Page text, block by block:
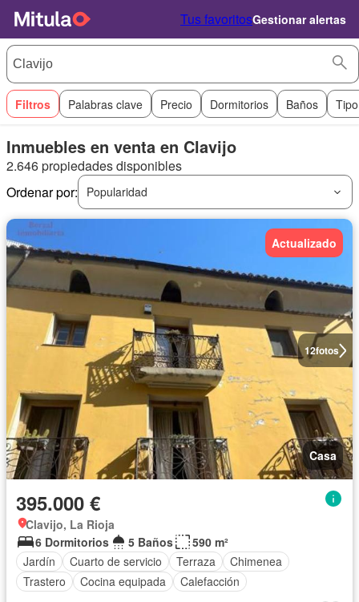
Tus favoritosGestionar alertas
Filtros Palabras clave Precio Dormitorios Baños
Inmuebles en venta en Clavijo
2.646 propiedades disponibles
Ordenar por:
Popularidad
12fotos
Actualizado
Casa
395.000 €
Clavijo, La Rioja
6 Dormitorios
5 Baños
590 m²
Jardín
Cuarto de servicio Terraza
Chimenea
Trastero
Cocina equipada Calefacción